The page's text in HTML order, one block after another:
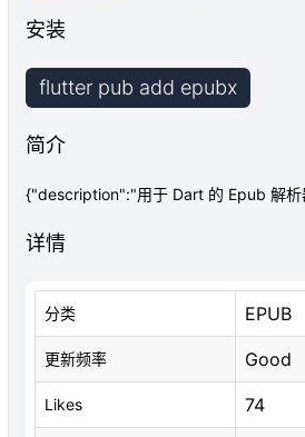
安装
flutter pub add epubx
简介
{"description":"用于 Dart 的 Epub 解析
详情
分类 EPUB
更新频率 Good
Likes 74